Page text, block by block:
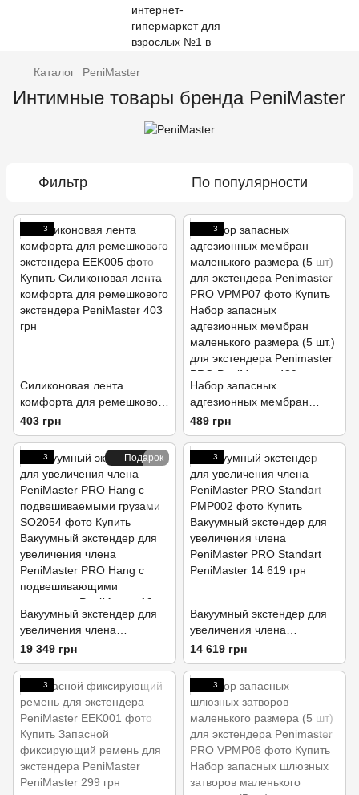
Каталог PeniMaster
Интимные товары бренда PeniMaster
Фильтр По популярности
3
Силиконовая лента
комфорта для ремешкового
экстендера
403 грн
3
Набор запасных
адгезионных мембран
маленького размера (5 шт)
для экстендера Penimaster
PRO
489 грн
Подарок
3
Вакуумный экстендер для
увеличения члена
PeniMaster PRO Hang с
подвешиваемыми грузами
19 349 грн
3
Вакуумный экстендер для
увеличения члена
PeniMaster PRO Standart
14 619 грн
3 3